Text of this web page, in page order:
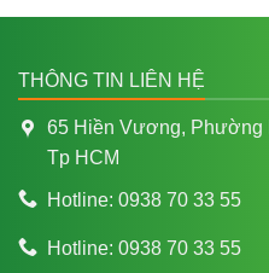
THÔNG TIN LIÊN HỆ
65 Hiền Vương, Phường
Tp HCM
Hotline: 0938 70 33 55
Hotline: 0938 70 33 55